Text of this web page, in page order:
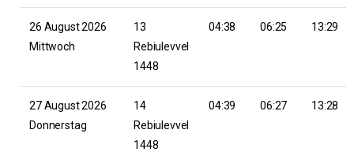
26 August 2026
Mittwoch
13
Rebiulevvel
1448
04:38 06:25 13:29
27 August 2026
Donnerstag
14
Rebiulevvel
1448
04:39 06:27 13:28